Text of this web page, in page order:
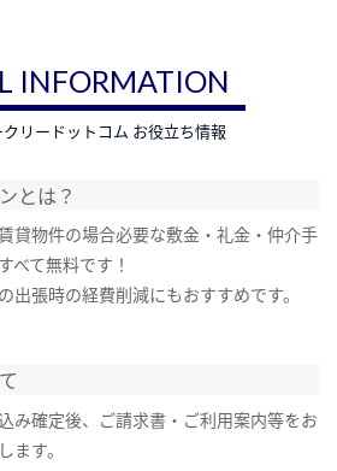
INFORMATION
リードットコム お役立ち情報
とは？
貸物件の場合必要な敷金・礼金・仲介手
べて無料です！
出張時の経費削減にもおすすめです。
み確定後、ご請求書・ご利用案内等をお
ます。